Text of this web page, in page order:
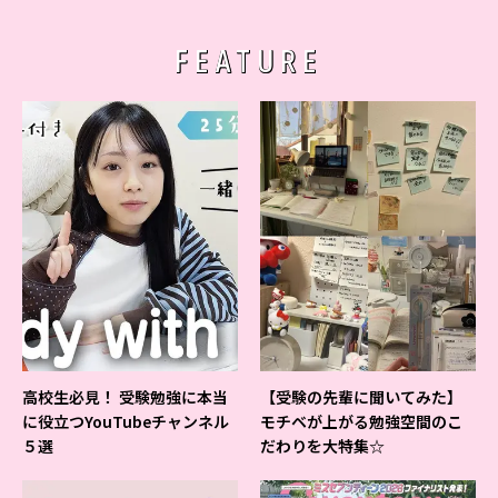
FEATURE
高校生必見！ 受験勉強に本当
に役立つYouTubeチャンネル
５選
【受験の先輩に聞いてみた】
モチベが上がる勉強空間のこ
だわりを大特集☆